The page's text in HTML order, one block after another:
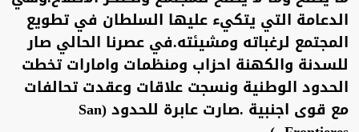
الدعامة التي يتكيء عليها السلطان في تطويع
المجتمع لرغباته ومشيئته.في عصرنا الحالي صار
للسدنة والكهنة احزاب ومنظمات وامارات تخطت
الحدود الوطنية ونسجت علاقات وعقدت تحالفات
مع قوى اجنبية .صارت عابرة للحدود (San